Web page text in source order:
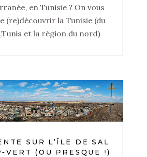
en Tunisie ? On vous
(re)découvrir la Tunisie (du
et la région du nord)
SUR L’ÎLE DE SAL
VERT (OU PRESQUE !)